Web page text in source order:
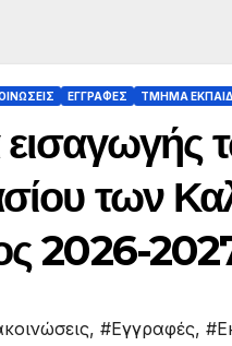
ΕΓΓΡΑΦΈΣ ΤΜΉΜΑ
των
2026-
, #Εγγραφές,